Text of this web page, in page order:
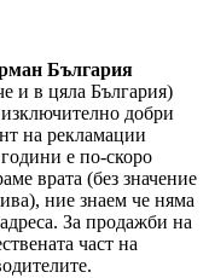
България
и в цяла България)
добри
на рекламации
е по-скоро
врата (без значение
ние знаем че няма
За продажби на
част на